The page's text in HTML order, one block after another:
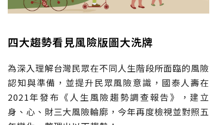
四大趨勢看見風險版圖大洗牌
為深入理解台灣民眾在不同人生階段所面臨的風險
認知與準備，並提升民眾風險意識，國泰人壽在
2021年發布《人生風險趨勢調查報告》，建立
身、心、財三大風險輪廓，今年再度檢視並對照五